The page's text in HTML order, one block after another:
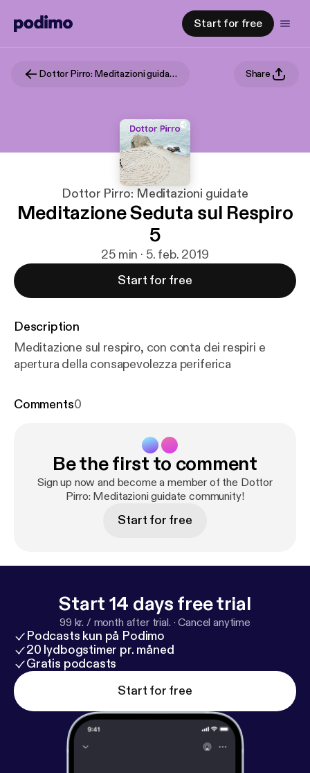
Start for free
Dottor Pirro: Meditazioni guidate Share
Dottor Pirro: Meditazioni guidate
Meditazione Seduta sul Respiro
5
25 min · 5. feb. 2019
Start for free
Description
Meditazione sul respiro, con conta dei respiri e
apertura della consapevolezza periferica
Comments0
Be the first to comment
Sign up now and become a member of the Dottor
Pirro: Meditazioni guidate community!
Start for free
Start 14 days free trial
99 kr. / month after trial. ·Cancel anytime
Podcasts kun på Podimo
20 lydbogstimer pr. måned
Gratis podcasts
Start for free